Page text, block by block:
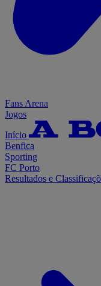
Fans Arena
Jogos
Início
Benfica
Sporting
FC Porto
Resultados e